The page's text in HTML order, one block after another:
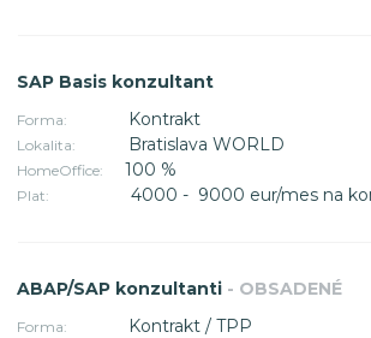
SAP Basis konzultant
Forma: Kontrakt
Lokalita: Bratislava WORLD
HomeOffice: 100 %
Plat: 4000 - 9000 eur/mes na
ABAP/SAP konzultanti - OBSADENÉ
Forma: Kontrakt / TPP